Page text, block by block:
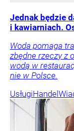
Jednak będzie
i kawiarniach.
Woda pomaga
zbędne rzeczy z
wodą w
nie w Polsce.
UsługiHandel